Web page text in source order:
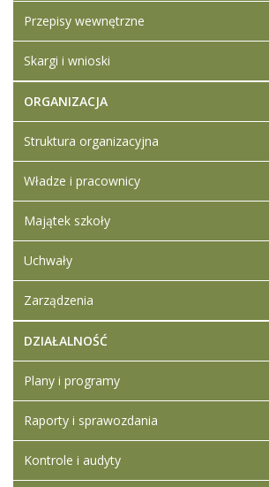
Przepisy wewnętrzne
Skargi i wnioski
ORGANIZACJA
Struktura organizacyjna
Władze i pracownicy
Majątek szkoły
Uchwały
Zarządzenia
DZIAŁALNOŚĆ
Plany i programy
Raporty i sprawozdania
Kontrole i audyty